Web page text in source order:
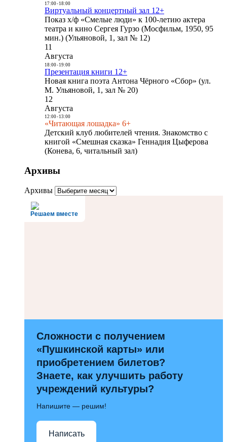
17:00- 18:00
Виртуальный концертный зал 12+
Показ х/ф «Смелые люди» к 100-летию актера
театра и кино Сергея Гурзо (Мосфильм, 1950, 95
мин.) (Ульяновой, 1, зал № 12)
11
Августа
18:00- 19:00
Презентация книги 12+
Новая книга поэта Антона Чёрного «Сбор» (ул.
М. Ульяновой, 1, зал № 20)
12
Августа
12:00- 13:00
«Читающая лошадка» 6+
Детский клуб любителей чтения. Знакомство с
книгой «Смешная сказка» Геннадия Цыферова
(Конева, 6, читальный зал)
Архивы
Архивы
Решаем вместе
Сложности с получением
«Пушкинской карты» или
приобретением билетов?
Знаете, как улучшить работу
учреждений культуры?
Напишите — решим!
Написать